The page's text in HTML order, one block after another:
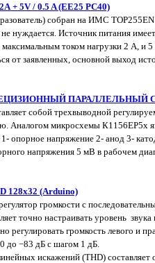
+ 5V / 0.5 A (EE25 PC40)
собран на ИМС
не нуждается. Источник питания
током нагрузки 2 А, и
от заявленных, основной выход
ПАРАЛЛЕЛЬНЫЙ
собой трехвыводной
Аналогом микросхемы К1156ЕР5х
1- опорное напряжение 2- анод 3-
напряжения 5 мВ в рабочем
128x32 (Arduino)
громкости с
точно настраивать уровень
громкость левого и
до −83 дБ с шагом 1 дБ.
искажений (THD) составляет